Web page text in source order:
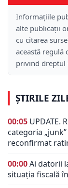
Informațiile
alte publicații
cu citarea
această regulă
privind dreptul
ȘTIRILE
00:05 UPDATE.
categoria
reconfirmat
00:00Ai datorii
situația fiscală